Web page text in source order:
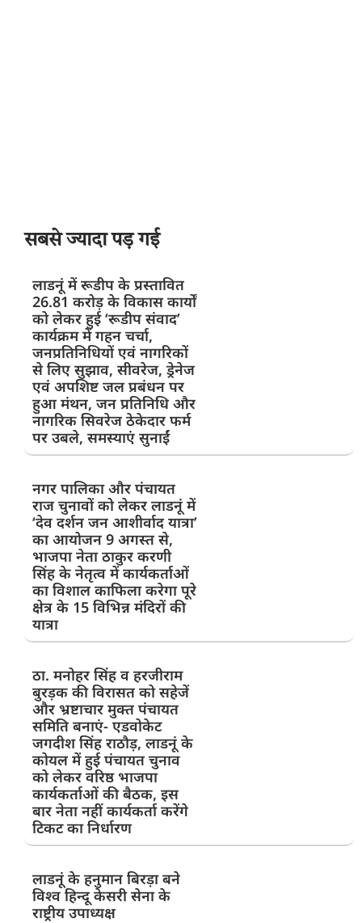
सबसे ज्यादा पड़ गई
लाडनूं में रूडीप के प्रस्तावित
26.81 करोड़ के विकास कार्यों
को लेकर हुई ‘रूडीप संवाद’
कार्यक्रम में गहन चर्चा,
जनप्रतिनिधियों एवं नागरिकों
से लिए सुझाव, सीवरेज, ड्रेनेज
एवं अपशिष्ट जल प्रबंधन पर
हुआ मंथन, जन प्रतिनिधि और
नागरिक सिवरेज ठेकेदार फर्म
पर उबले, समस्याएं सुनाईं
नगर पालिका और पंचायत
राज चुनावों को लेकर लाडनूं में
‘देव दर्शन जन आशीर्वाद यात्रा’
का आयोजन 9 अगस्त से,
भाजपा नेता ठाकुर करणी
सिंह के नेतृत्व में कार्यकर्ताओं
का विशाल काफिला करेगा पूरे
क्षेत्र के 15 विभिन्न मंदिरों की
यात्रा
ठा. मनोहर सिंह व हरजीराम
बुरड़क की विरासत को सहेजें
और भ्रष्टाचार मुक्त पंचायत
समिति बनाएं- एडवोकेट
जगदीश सिंह राठौड़, लाडनूं के
कोयल में हुई पंचायत चुनाव
को लेकर वरिष्ठ भाजपा
कार्यकर्ताओं की बैठक, इस
बार नेता नहीं कार्यकर्ता करेंगे
टिकट का निर्धारण
लाडनूं के हनुमान बिरड़ा बने
विश्व हिन्दू केसरी सेना के
राष्ट्रीय उपाध्यक्ष